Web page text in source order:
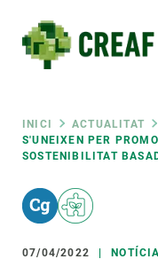
contingut
Fil
INICI ACTUALITAT
S'UNEIXEN PER
SOSTENIBILITAT
07/04/2022 NOTÍCIA
RRSS